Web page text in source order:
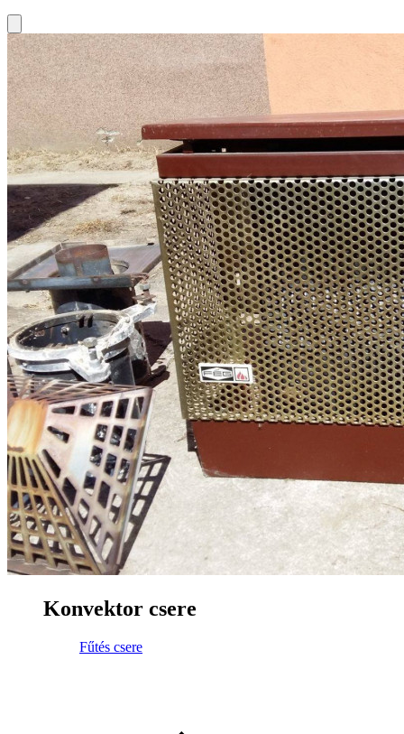
Konvektor csere
Fűtés csere